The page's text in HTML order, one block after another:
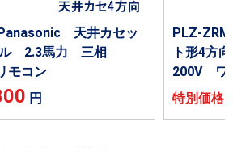
天井カセッ
ル 2.3馬力 三相
モコン
円
PLZ-
ト形4方
200V ワ
特別価